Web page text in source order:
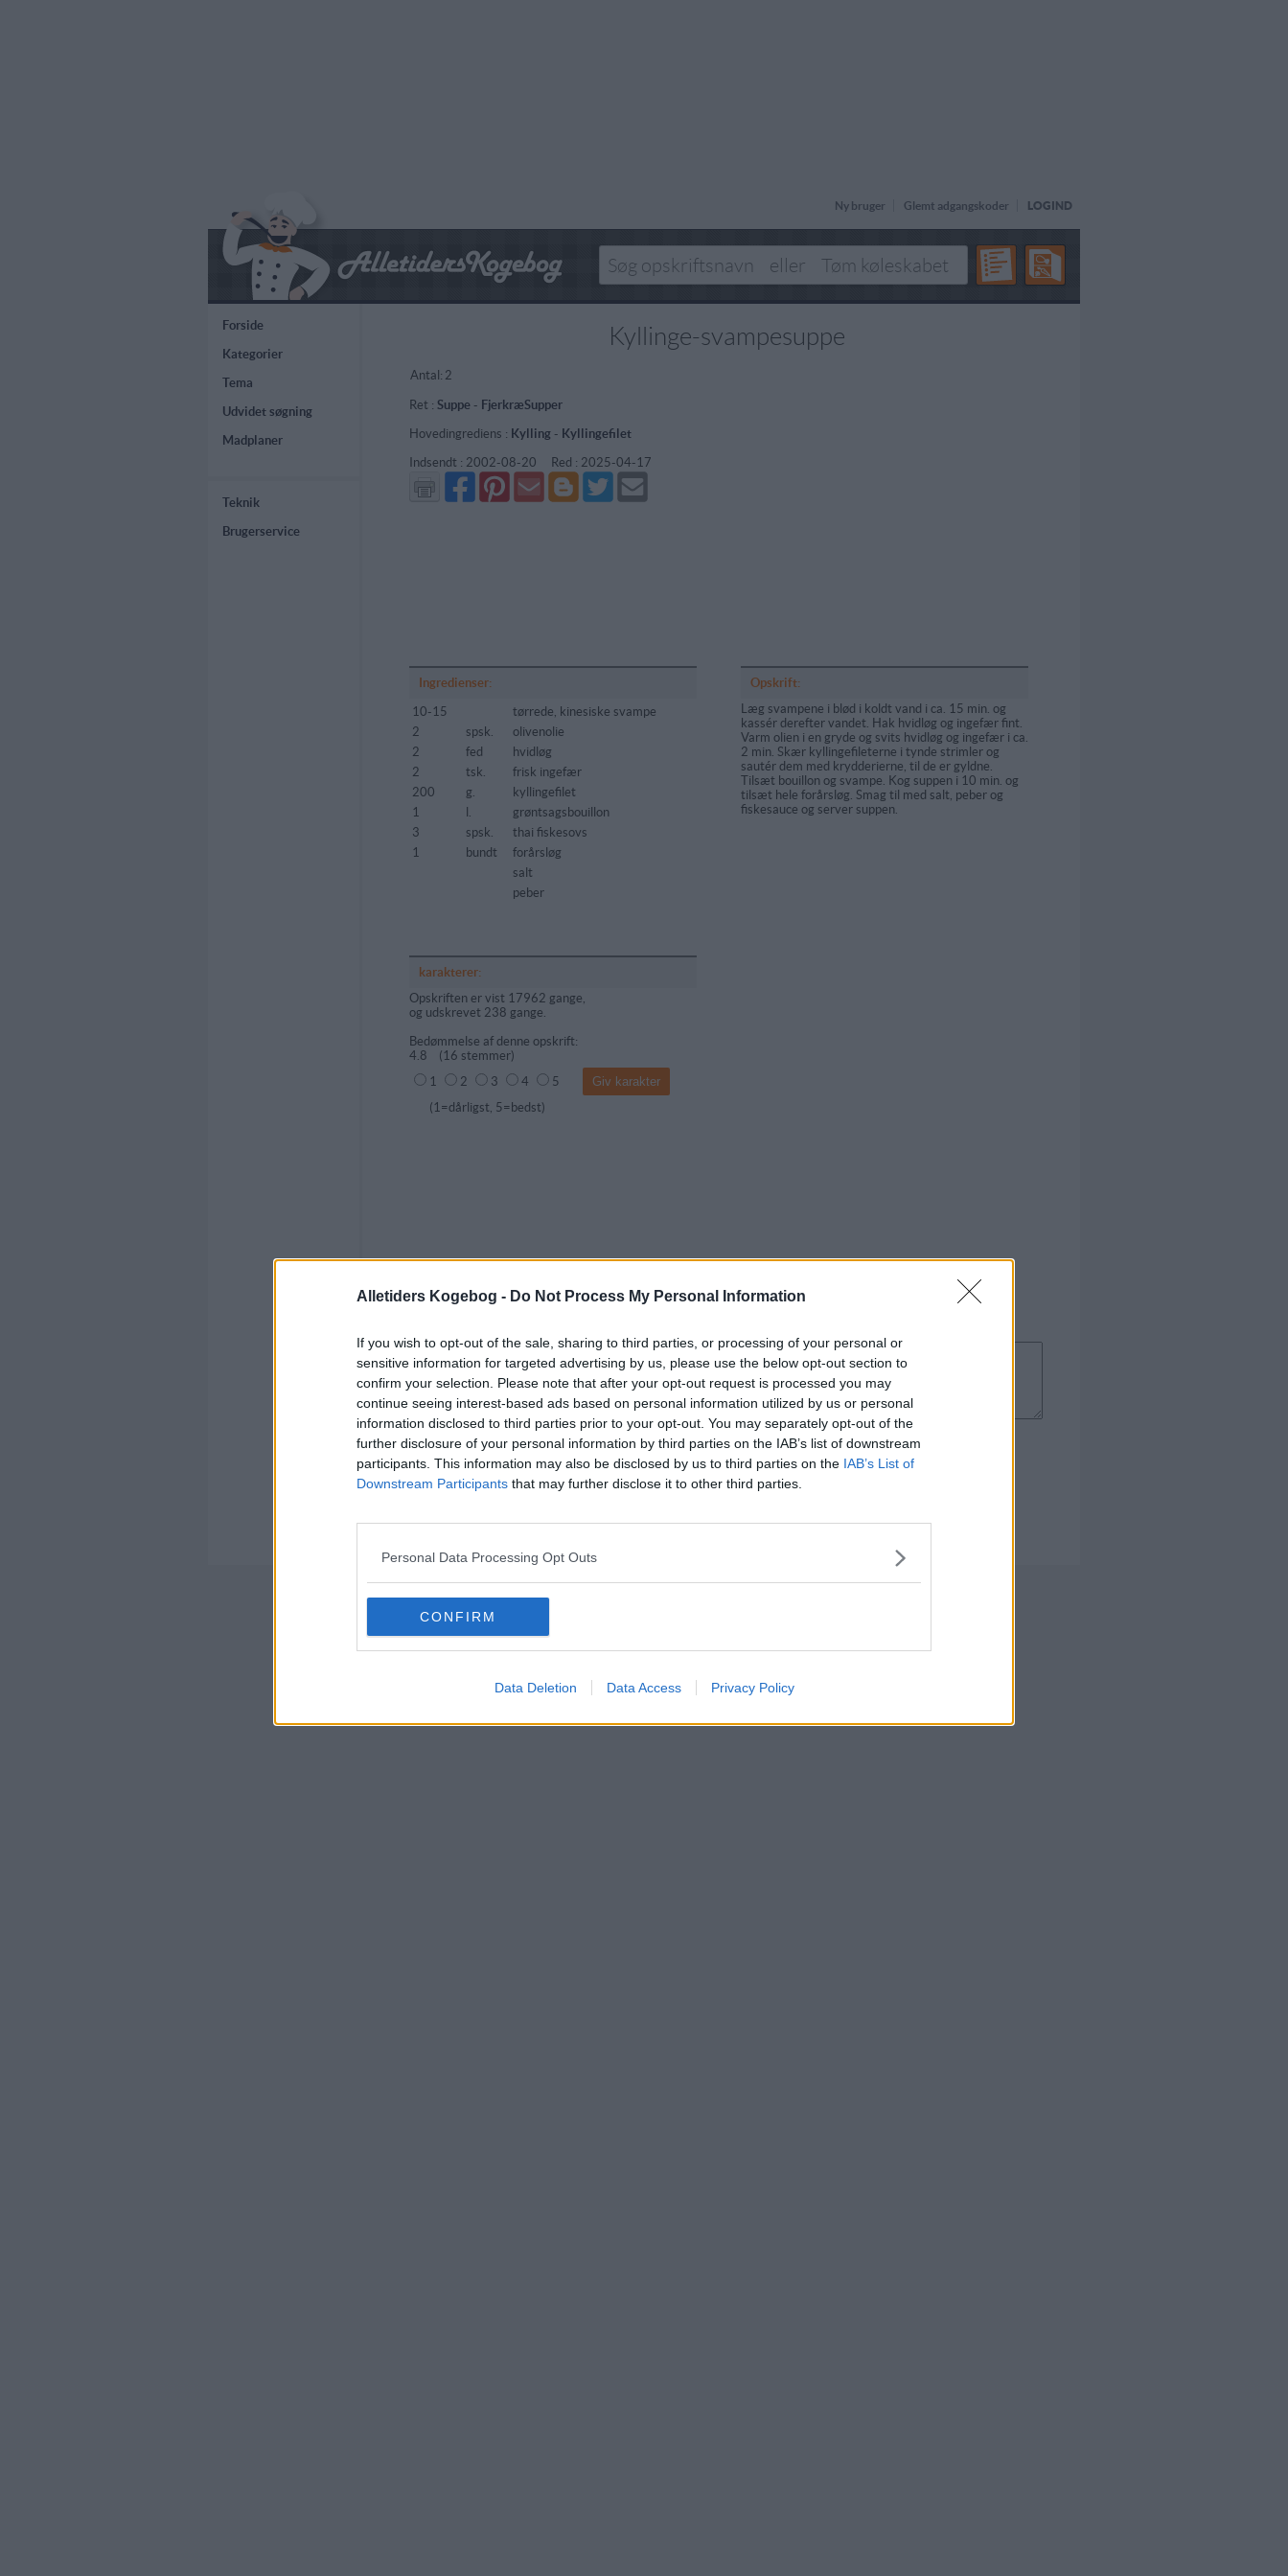
Alletiders Kogebog - Do Not Process My Personal Information
If you wish to opt-out of the sale, sharing to third parties, or processing of your personal or
sensitive information for targeted advertising by us, please use the below opt-out section to
confirm your selection. Please note that after your opt-out request is processed you may
continue seeing interest-based ads based on personal information utilized by us or personal
information disclosed to third parties prior to your opt-out. You may separately opt-out of the
further disclosure of your personal information by third parties on the IAB’s list of downstream
participants. This information may also be disclosed by us to third parties on the IAB’s List of
Downstream Participants that may further disclose it to other third parties.
Personal Data Processing Opt Outs
CONFIRM
Data Deletion Data Access Privacy Policy
Ny bruger Glemt adgangskoder LOGIND
Forside
Kategorier
Tema
Udvidet søgning
Madplaner
Teknik
Brugerservice
Kyllinge-svampesuppe
Antal: 2
Ret : Suppe- FjerkræSupper
Hovedingrediens : Kylling- Kyllingefilet
Indsendt : 2002-08-20 Red : 2025-04-17
Del
på
Facebook
Del
på
Pinterest
Send
via
GMail
Del
på
Blogger
Del
på
Twitter
Send
mail
Ingredienser:
10-15
tørrede, kinesiske svampe
2
spsk.
olivenolie
2
fed
hvidløg
2
tsk.
frisk ingefær
200
g.
kyllingefilet
1
l.
grøntsagsbouillon
3
spsk.
thai fiskesovs
1
bundt
forårsløg
salt
peber
Opskrift:
Læg svampene i blød i koldt vand i ca. 15 min. og
kassér derefter vandet. Hak hvidløg og ingefær fint.
Varm olien i en gryde og svits hvidløg og ingefær i ca.
2 min. Skær kyllingefileterne i tynde strimler og
sautér dem med krydderierne, til de er gyldne.
Tilsæt bouillon og svampe. Kog suppen i 10 min. og
tilsæt hele forårsløg. Smag til med salt, peber og
fiskesauce og server suppen.
karakterer:
Opskriften er vist 17962 gange,
og udskrevet 238 gange.
Bedømmelse af denne opskrift:
4.8 ( 16 stemmer)
1
2 3 4
5
(1=dårligst, 5=bedst)
Kommentar fra:
Kommentar:
Kommentaren skal godkendes før den bliver synlig
Kommentarer
anonym-2014-07-15 14:14:25
Nyhedsmails - Privatlivspolitik - Kontakt - Om os - Copyright © Alletiders Kogebog